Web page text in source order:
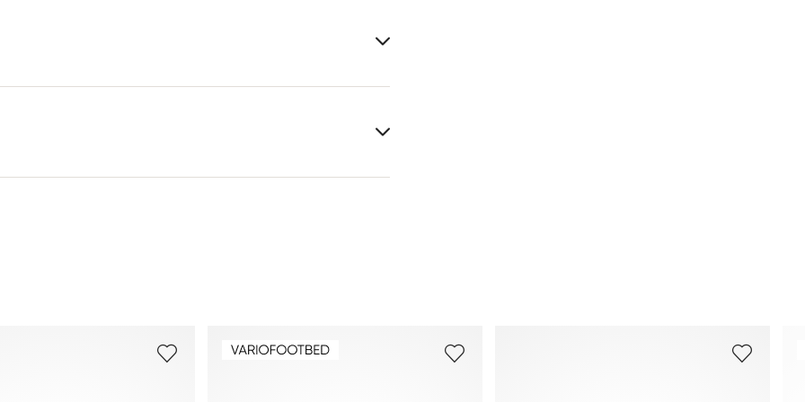
Obermaterial: Glattleder Rauleder
Weitere Informationen zum Thema findest Du im Bereich